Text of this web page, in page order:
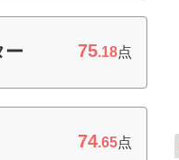
ー 75.18点
74.65点